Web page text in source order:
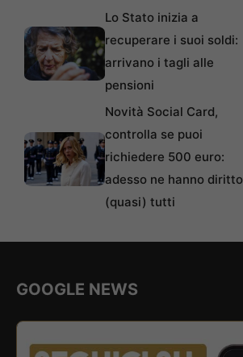
Lo Stato inizia a
recuperare i suoi soldi:
arrivano i tagli alle
pensioni
Novità Social Card,
controlla se puoi
richiedere 500 euro:
adesso ne hanno diritto
(quasi) tutti
GOOGLE NEWS